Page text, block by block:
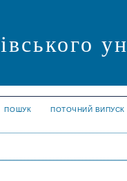
ПОШУК ПОТОЧНИЙ ВИПУСК